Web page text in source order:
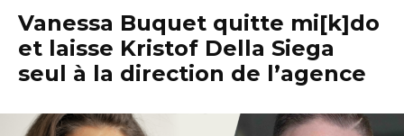
Vanessa Buquet quitte mi[k]do
et laisse Kristof Della Siega
seul à la direction de l’agence